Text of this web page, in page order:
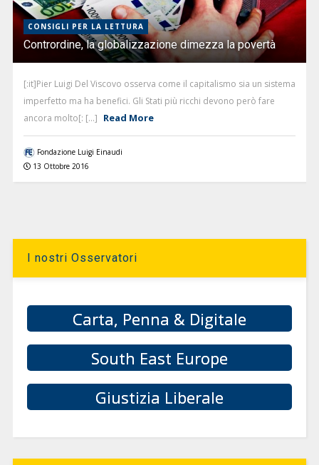
CONSIGLI PER LA LETTURA
Contrordine, la globalizzazione dimezza la povertà
[:it]Pier Luigi Del Viscovo osserva come il capitalismo sia un sistema
imperfetto ma ha benefici. Gli Stati più ricchi devono però fare
ancora molto[: [...] Read More
Fondazione Luigi Einaudi
13 Ottobre 2016
I nostri Osservatori
Carta, Penna & Digitale
South East Europe
Giustizia Liberale